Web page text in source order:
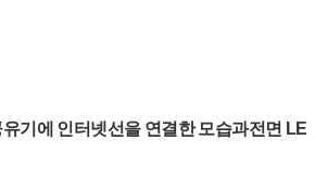
기에 인터넷선을 연결한 모습과전면 LE